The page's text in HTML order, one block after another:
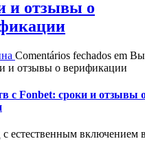
и отзывы о
Comentários fechados em
и отзывы о верификации
с Fonbet: сроки и отзывы
естественным включением